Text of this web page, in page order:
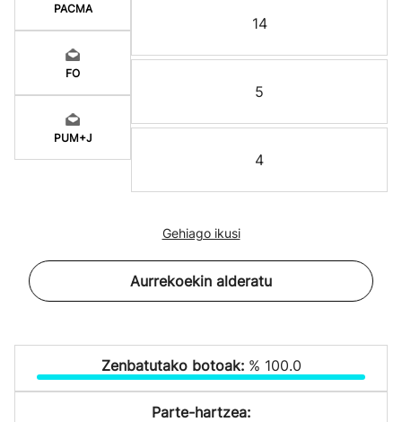
PACMA
FO
PUM+J
14
5
4
Gehiago ikusi
Aurrekoekin alderatu
Zenbatutako botoak: % 100.0
Parte-hartzea: